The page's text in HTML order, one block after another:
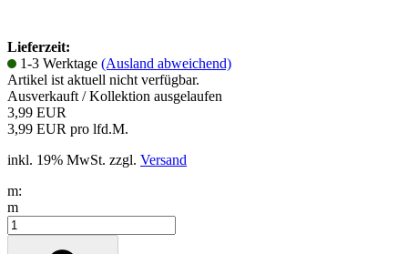
Lieferzeit:
1-3 Werktage (Ausland abweichend)
Artikel ist aktuell nicht verfügbar.
Ausverkauft / Kollektion ausgelaufen
3,99 EUR
3,99 EUR pro lfd.M.
inkl. 19% MwSt. zzgl. Versand
m:
m